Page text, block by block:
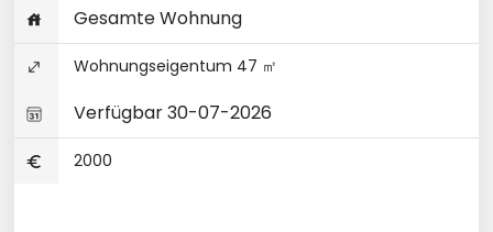
Gesamte Wohnung
Wohnungseigentum 47 ㎡
Verfügbar 30-07-2026
2000